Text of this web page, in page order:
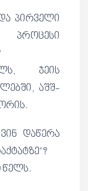
პირველი
ჯეის
აშშ-
დაწერა
წელს.